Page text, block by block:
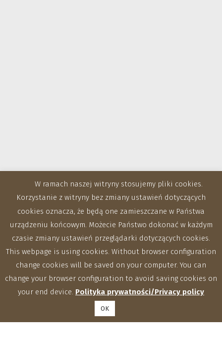
W ramach naszej witryny stosujemy pliki cookies.
Korzystanie z witryny bez zmiany ustawień dotyczących
cookies oznacza, że będą one zamieszczane w Państwa
urządzeniu końcowym. Możecie Państwo dokonać w każdym
czasie zmiany ustawień przeglądarki dotyczących cookies.
This webpage is using cookies. Without browser configuration
change cookies will be saved on your computer. You can
change your browser configuration to avoid saving cookies on
your end device. Polityka prywatności/Privacy policy
OK